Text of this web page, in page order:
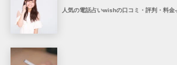
人気の電話占いwishの口コミ・評判・料金